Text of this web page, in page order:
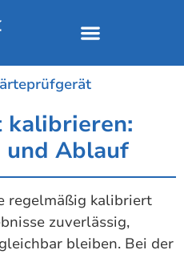
Ablauf
regelmäßig kalibriert
zuverlässig,
bleiben. Bei der